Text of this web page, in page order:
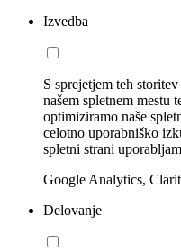
Izvedba
S sprejetjem teh
našem spletnem mestu
optimiziramo naše
celotno uporabniško
spletni strani
Google Analytics,
Delovanje